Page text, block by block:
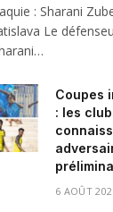
: Sharani
Le
Coupes
: les
6 AOÛT